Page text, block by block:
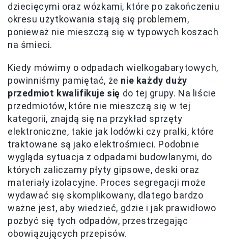
dziecięcymi oraz wózkami, które po zakończeniu
okresu użytkowania stają się problemem,
ponieważ nie mieszczą się w typowych koszach
na śmieci.
Kiedy mówimy o odpadach wielkogabarytowych,
powinniśmy pamiętać, że nie każdy duży
przedmiot kwalifikuje się do tej grupy. Na liście
przedmiotów, które nie mieszczą się w tej
kategorii, znajdą się na przykład sprzęty
elektroniczne, takie jak lodówki czy pralki, które
traktowane są jako elektrośmieci. Podobnie
wygląda sytuacja z odpadami budowlanymi, do
których zaliczamy płyty gipsowe, deski oraz
materiały izolacyjne. Proces segregacji może
wydawać się skomplikowany, dlatego bardzo
ważne jest, aby wiedzieć, gdzie i jak prawidłowo
pozbyć się tych odpadów, przestrzegając
obowiązujących przepisów.